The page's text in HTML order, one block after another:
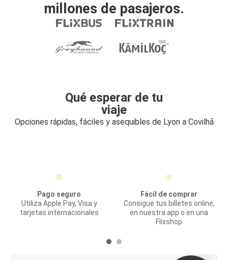
millones de pasajeros.
Qué esperar de tu
viaje
Opciones rápidas, fáciles y asequibles de Lyon a Covilhã
Pago seguro
Utiliza Apple Pay, Visa y
tarjetas internacionales
Fácil de comprar
Consigue tus billetes online,
en nuestra app o en una
Flixshop